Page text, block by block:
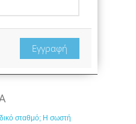
Εγγραφή
σταθμό; Η σωστή